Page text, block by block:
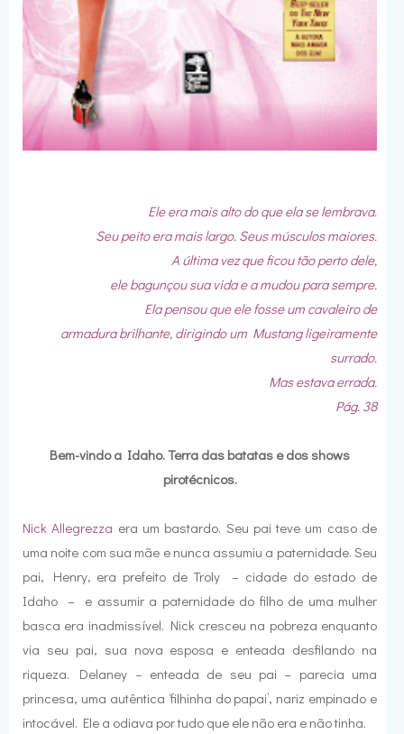
Ele era mais alto do que ela se lembrava.
Seu peito era mais largo. Seus músculos maiores.
A última vez que ficou tão perto dele,
ele bagunçou sua vida e a mudou para sempre.
Ela pensou que ele fosse um cavaleiro de
armadura brilhante, dirigindo um Mustang ligeiramente
surrado.
Mas estava errada.
Pág. 38
Bem-vindo a Idaho. Terra das batatas e dos shows
pirotécnicos.
Nick Allegrezza era um bastardo. Seu pai teve um caso de
uma noite com sua mãe e nunca assumiu a paternidade. Seu
pai, Henry, era prefeito de Troly – cidade do estado de
Idaho – e assumir a paternidade do filho de uma mulher
basca era inadmissível. Nick cresceu na pobreza enquanto
via seu pai, sua nova esposa e enteada desfilando na
riqueza. Delaney – enteada de seu pai – parecia uma
princesa, uma autêntica ‘filhinha do papai’, nariz empinado e
intocável. Ele a odiava por tudo que ele não era e não tinha.